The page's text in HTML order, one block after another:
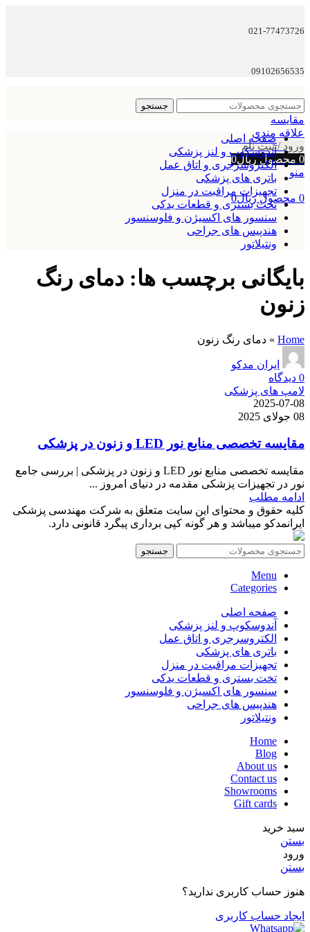
021-77473726
09102656535
جستجو
مقایسه
علاقه مندی
ورود / ثبت نام
0 محصول ریال0
منو
0 محصول ریال0
صفحه اصلی
آندوسکوپ و لنز پزشکی
الکتروسرجری و اتاق عمل
باتری های پزشکی
تجهیزات مراقبت در منزل
تخت بستری و قطعات یدکی
سنسور های اکسیژن و فلوسنسور
هندپیس های جراحی
ونتیلاتور
بایگانی برچسب ها: دمای رنگ
زنون
Home
» دمای رنگ زنون
ایران مدکو
0 دیدگاه
لامپ های پزشکی
2025-07-08
08 جولای 2025
مقایسه تخصصی منابع نور LED و زنون در پزشکی
مقایسه تخصصی منابع نور LED و زنون در پزشکی | بررسی جامع
نور در تجهیزات پزشکی مقدمه در دنیای امروز ...
ادامه مطلب
کلیه حقوق و محتوای این سایت متعلق به شرکت مهندسی پزشکی
ایرانمدکو میباشد و هر گونه کپی برداری پیگرد قانونی دارد.
جستجو
Menu
Categories
صفحه اصلی
آندوسکوپ و لنز پزشکی
الکتروسرجری و اتاق عمل
باتری های پزشکی
تجهیزات مراقبت در منزل
تخت بستری و قطعات یدکی
سنسور های اکسیژن و فلوسنسور
هندپیس های جراحی
ونتیلاتور
Home
Blog
About us
Contact us
Showrooms
Gift cards
سبد خرید
بستن
ورود
بستن
هنوز حساب کاربری ندارید؟
ایجاد حساب کاربری